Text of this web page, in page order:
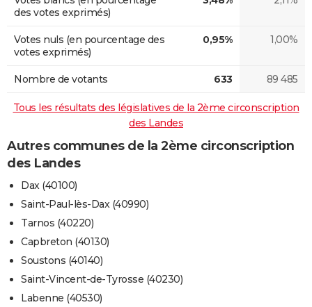
des votes exprimés)
Votes nuls (en pourcentage des
votes exprimés)
0,95% 1,00%
Nombre de votants 633 89 485
Tous les résultats des législatives de la 2ème circonscription
des Landes
Autres communes de la 2ème circonscription
des Landes
Dax (40100)
Saint-Paul-lès-Dax (40990)
Tarnos (40220)
Capbreton (40130)
Soustons (40140)
Saint-Vincent-de-Tyrosse (40230)
Labenne (40530)